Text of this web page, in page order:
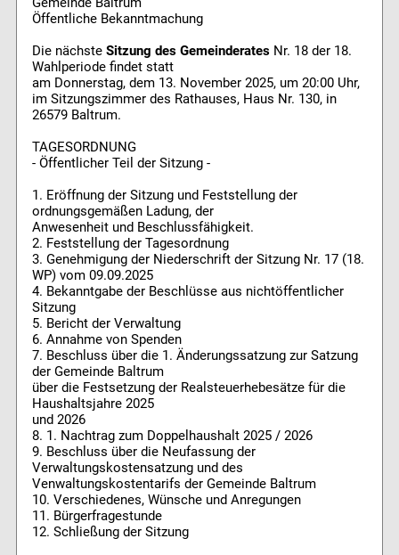
Öffentliche Bekanntmachung
Die nächste Sitzung des GemeinderatesNr. 18 der 18.
Wahlperiode findet statt
am Donnerstag, dem 13. November 2025, um 20:00 Uhr,
im Sitzungszimmer des Rathauses, Haus Nr. 130, in
26579 Baltrum.
TAGESORDNUNG
- Öffentlicher Teil der Sitzung -
1. Eröffnung der Sitzung und Feststellung der
ordnungsgemäßen Ladung, der
Anwesenheit und Beschlussfähigkeit.
2. Feststellung der Tagesordnung
3. Genehmigung der Niederschrift der Sitzung Nr. 17 (18.
WP) vom 09.09.2025
4. Bekanntgabe der Beschlüsse aus nichtöffentlicher
Sitzung
5. Bericht der Verwaltung
6. Annahme von Spenden
7. Beschluss über die 1. Änderungssatzung zur Satzung
der Gemeinde Baltrum
über die Festsetzung der Realsteuerhebesätze für die
Haushaltsjahre 2025
und 2026
8. 1. Nachtrag zum Doppelhaushalt 2025 / 2026
9. Beschluss über die Neufassung der
Verwaltungskostensatzung und des
Venwaltungskostentarifs der Gemeinde Baltrum
10. Verschiedenes, Wünsche und Anregungen
11. Bürgerfragestunde
12. Schließung der Sitzung